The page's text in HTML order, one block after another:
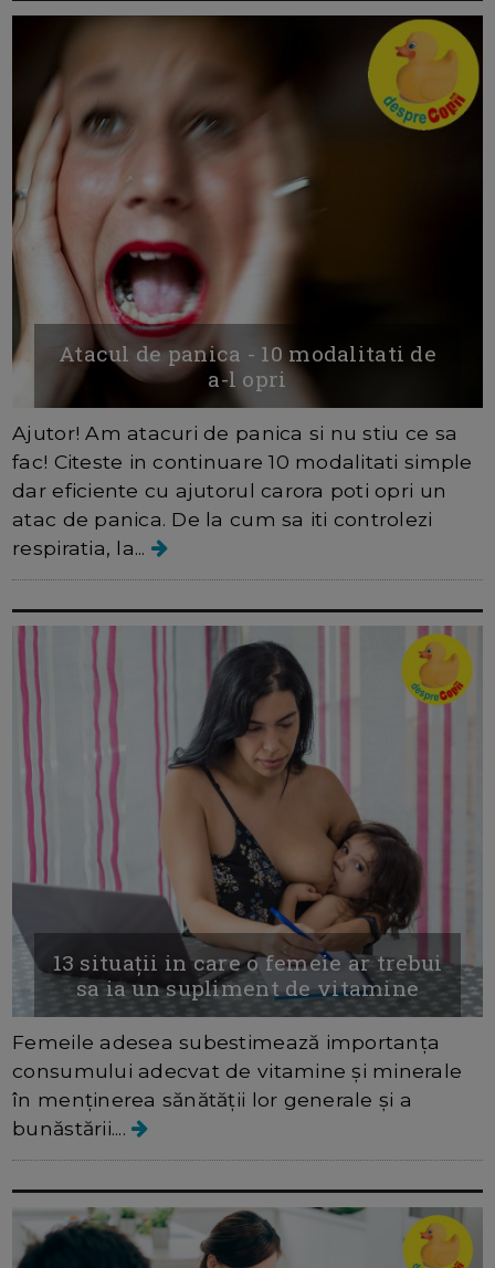
Atacul de panica - 10 modalitati de
a-l opri
Ajutor! Am atacuri de panica si nu stiu ce sa
fac! Citeste in continuare 10 modalitati simple
dar eficiente cu ajutorul carora poti opri un
atac de panica. De la cum sa iti controlezi
respiratia, la...
13 situații in care o femeie ar trebui
sa ia un supliment de vitamine
Femeile adesea subestimează importanța
consumului adecvat de vitamine și minerale
în menținerea sănătății lor generale și a
bunăstării....